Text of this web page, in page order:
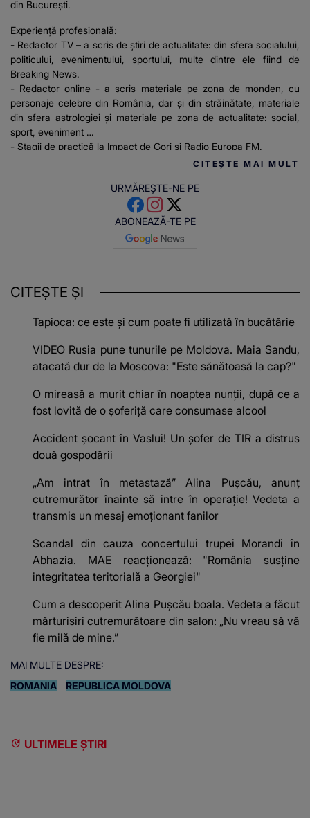
din București.
Experiență profesională:
- Redactor TV – a scris de știri de actualitate: din sfera socialului,
politicului, evenimentului, sportului, multe dintre ele fiind de
Breaking News.
- Redactor online - a scris materiale pe zona de monden, cu
personaje celebre din România, dar și din străinătate, materiale
din sfera astrologiei și materiale pe zona de actualitate: social,
sport, eveniment
- Stagii de practică la Impact de Gorj și Radio Europa FM.
CITEȘTE MAI MULT
URMĂREȘTE-NE PE
ABONEAZĂ-TE PE
CITEȘTE ȘI
Tapioca: ce este și cum poate fi utilizată în bucătărie
VIDEO Rusia pune tunurile pe Moldova. Maia Sandu,
atacată dur de la Moscova: "Este sănătoasă la cap?"
O mireasă a murit chiar în noaptea nunții, după ce a
fost lovită de o șoferiță care consumase alcool
Accident șocant în Vaslui! Un șofer de TIR a distrus
două gospodării
„Am intrat în metastază” Alina Pușcău, anunț
cutremurător înainte să intre în operație! Vedeta a
transmis un mesaj emoționant fanilor
Scandal din cauza concertului trupei Morandi în
Abhazia. MAE reacționează: "România susține
integritatea teritorială a Georgiei"
Cum a descoperit Alina Pușcău boala. Vedeta a făcut
mărturisiri cutremurătoare din salon: „Nu vreau să vă
fie milă de mine.”
MAI MULTE DESPRE:
ROMANIA
REPUBLICA MOLDOVA
ULTIMELE ȘTIRI